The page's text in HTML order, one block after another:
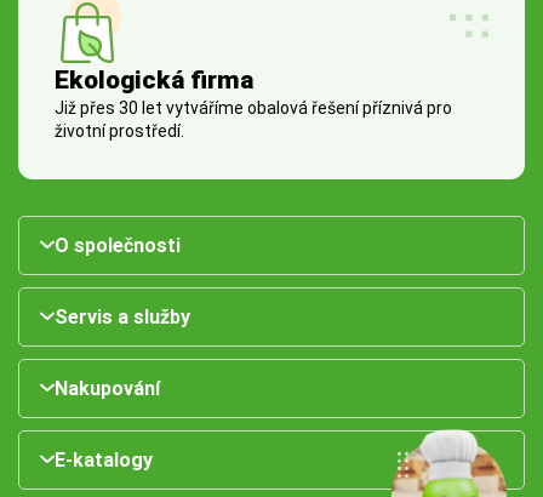
Ekologická firma
Již přes 30 let vytváříme obalová řešení příznivá pro
životní prostředí.
O společnosti
Servis a služby
Nakupování
E-katalogy